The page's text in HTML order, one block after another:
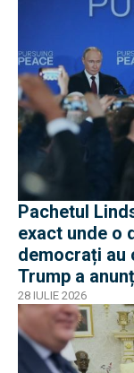
Pachetul
exact unde o
democrați au
Trump a
28 IULIE 2026